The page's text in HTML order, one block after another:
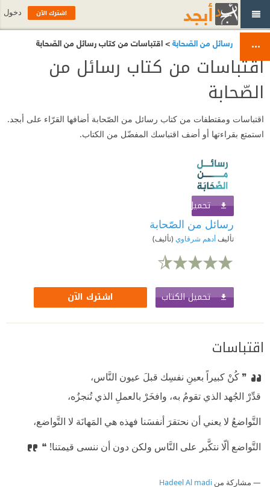
رسائل من الصّحابة> اقتباسات من كتاب رسائل من الصّحابة
اقتباسات من كتاب رسائل من
الصّحابة
اقتباسات ومقتطفات من كتاب رسائل من الصّحابة أضافها القرّاء على أبجد.
استمتع بقراءتها أو أضف اقتباسك المفضّل من الكتاب.
تحميل الكتاب
رسائل من الصّحابة
تأليفأدهم شرقاوي (تأليف)
تحميل الكتاب اشترك الآن
اقتباسات
❞ كُنْ كبيراً بعينِ نفسِك قبلَ عيون النَّاس،
⁠‫قدِّرْ الجُهد الذي تقومُ به، وافخَرْ بالعملِ الذي تُنجزُه،
⁠‫التَّواضعُ لا يعني أن نحتقرَ أنفسَنا فهذه هي المَهانَة لا التَّواضع،
⁠‫التَّواضع ألّا نتكَّبر على النَّاس ولكن دون أن ننسى قيمتنا! ❝
مشاركة من Hadeel Al madi
اشترك الآن دخول